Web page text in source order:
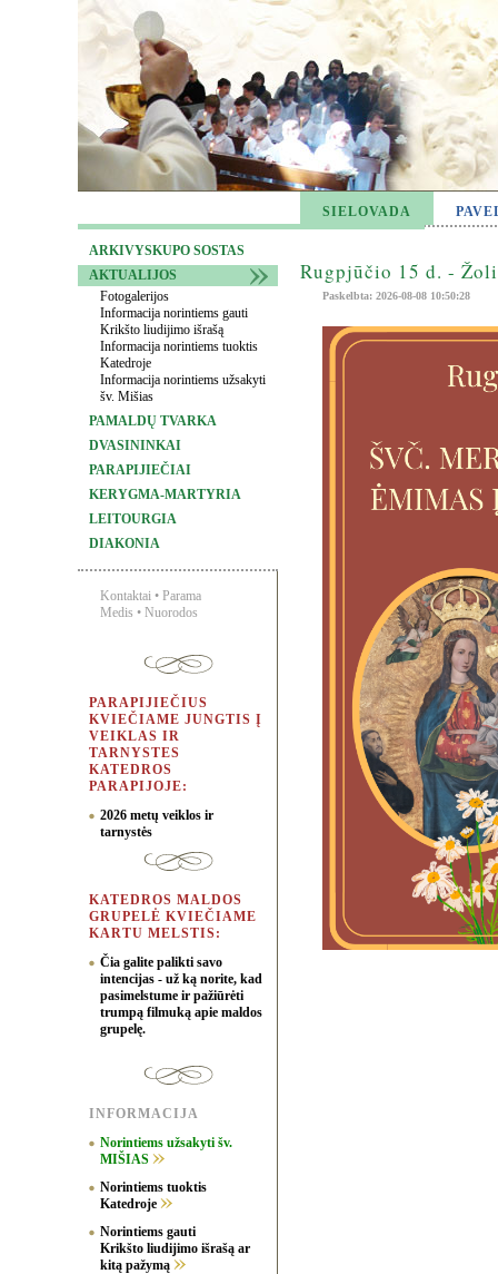
SIELOVADA
ARKIVYSKUPO SOSTAS
AKTUALIJOS
Fotogalerijos
Informacija norintiems gauti
Krikšto liudijimo išrašą
Informacija norintiems tuoktis
Katedroje
Informacija norintiems užsakyti
šv. Mišias
PAMALDŲ TVARKA
DVASININKAI
PARAPIJIEČIAI
KERYGMA-MARTYRIA
LEITOURGIA
DIAKONIA
Kontaktai • Parama
Medis • Nuorodos
PARAPIJIEČIUS
KVIEČIAME JUNGTIS Į
VEIKLAS IR
TARNYSTES
KATEDROS
PARAPIJOJE:
2026 metų veiklos ir
tarnystės
KATEDROS MALDOS
GRUPELĖ KVIEČIAME
KARTU MELSTIS:
Čia galite palikti savo
intencijas - už ką norite, kad
pasimelstume ir pažiūrėti
trumpą filmuką apie maldos
grupelę.
INFORMACIJA
Norintiems užsakyti šv.
MIŠIAS
Norintiems tuoktis
Katedroje
Norintiems gauti
Krikšto liudijimo išrašą ar
kitą pažymą
Rugpjūčio 15 d. -
Paskelbta: 2026-08-08 10:50:28